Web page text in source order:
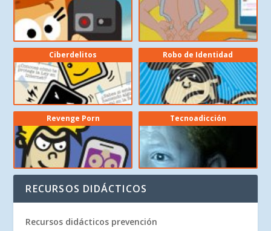
Ciberdelitos Robo de Identidad
Revenge Porn Tecnoadicción
RECURSOS DIDÁCTICOS
Recursos didácticos prevención